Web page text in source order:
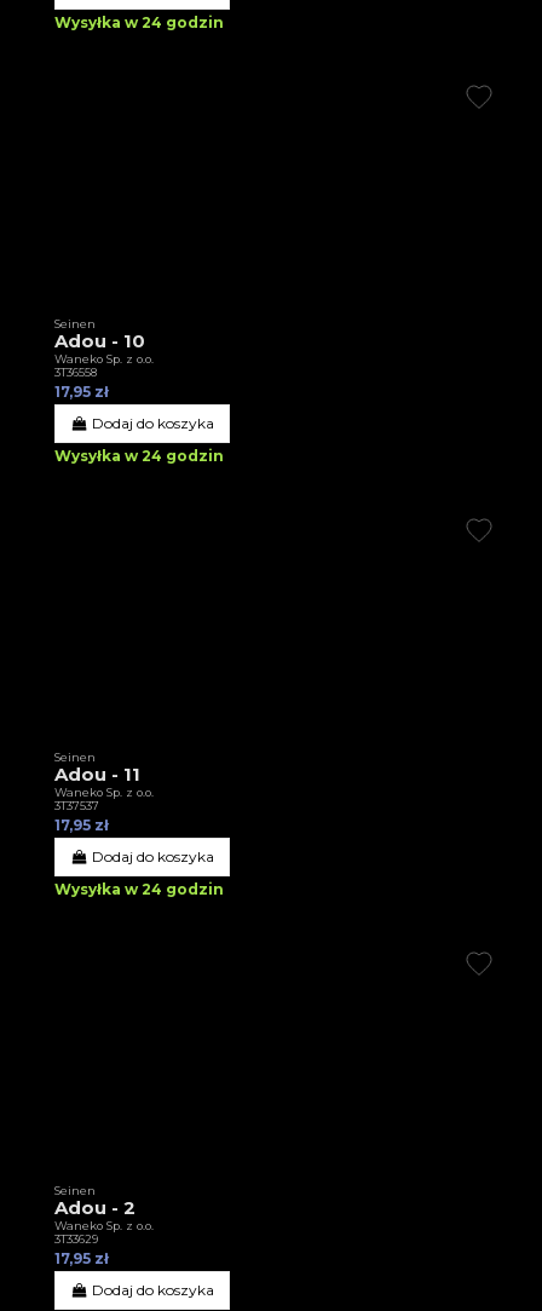
Wysyłka w 24 godzin
Seinen
Adou - 10
Waneko Sp. z o.o.
3T36558
17,95 zł
Dodaj do koszyka
Wysyłka w 24 godzin
Seinen
Adou - 11
Waneko Sp. z o.o.
3T37537
17,95 zł
Dodaj do koszyka
Wysyłka w 24 godzin
Seinen
Adou - 2
Waneko Sp. z o.o.
3T33629
17,95 zł
Dodaj do koszyka